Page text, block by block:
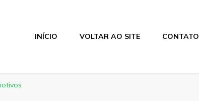
INÍCIO VOLTAR AO SITE CONTATO